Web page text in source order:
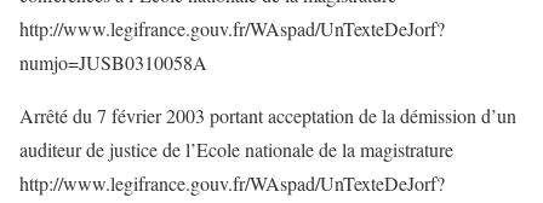
http://www.legifrance.gouv.fr/WAspad/UnTexteDeJorf?
numjo=JUSB0310058A
Arrêté du 7 février 2003 portant acceptation de la démission d’un
auditeur de justice de l’Ecole nationale de la magistrature
http://www.legifrance.gouv.fr/WAspad/UnTexteDeJorf?